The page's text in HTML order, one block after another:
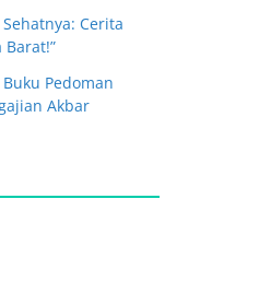
Cerita
Barat!”
Pedoman
Akbar